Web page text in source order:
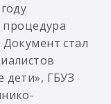
процедура
стал
ГБУЗ